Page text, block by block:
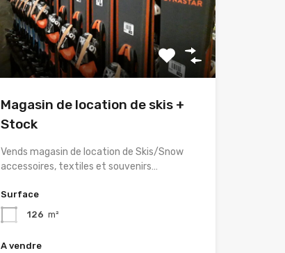
Magasin de location de skis +
Stock
Vends magasin de location de Skis/Snow
accessoires, textiles et souvenirs…
Surface
126 m²
A vendre